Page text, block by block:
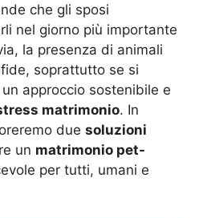
che gli sposi
nel giorno più importante
la presenza di animali
soprattutto se si
approccio sostenibile e
matrimonio. In
due soluzioni
un matrimonio pet-
per tutti, umani e